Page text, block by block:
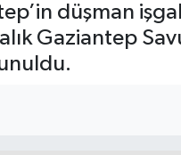
düşman
Gaziantep